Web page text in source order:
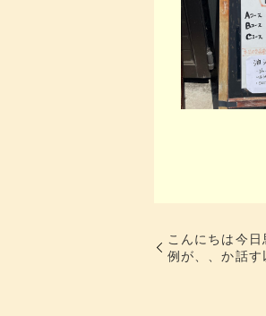
こんにちは今
例が、、か話す